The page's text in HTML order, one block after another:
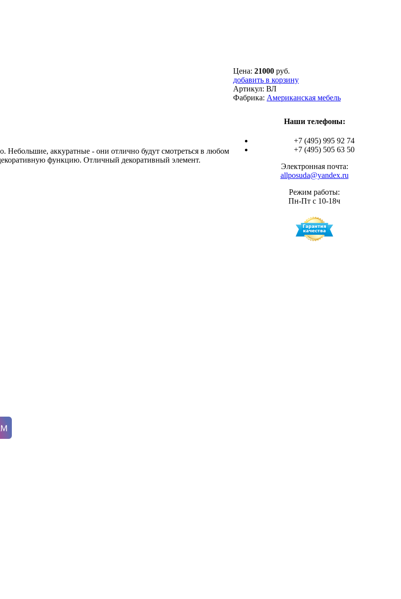
Небольшие, аккуратные - они отлично будут смотреться в любом
функцию. Отличный декоративный элемент.
Цена: 21000 руб.
добавить в корзину
Артикул: ВЛ
Фабрика: Американская мебель
Наши телефоны:
+7 (495) 995 92 74
+7 (495) 505 63 50
Электронная почта:
allposuda@yandex.ru
Режим работы:
Пн-Пт с 10-18ч